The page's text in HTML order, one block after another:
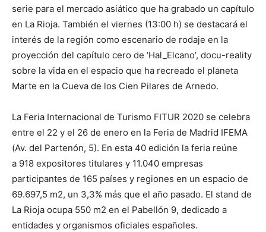
serie para el mercado asiático que ha grabado un capítulo
en La Rioja. También el viernes (13:00 h) se destacará el
interés de la región como escenario de rodaje en la
proyección del capítulo cero de ‘Hal_Elcano’, docu-reality
sobre la vida en el espacio que ha recreado el planeta
Marte en la Cueva de los Cien Pilares de Arnedo.
La Feria Internacional de Turismo FITUR 2020 se celebra
entre el 22 y el 26 de enero en la Feria de Madrid IFEMA
(Av. del Partenón, 5). En esta 40 edición la feria reúne
a 918 expositores titulares y 11.040 empresas
participantes de 165 países y regiones en un espacio de
69.697,5 m2, un 3,3% más que el año pasado. El stand de
La Rioja ocupa 550 m2 en el Pabellón 9, dedicado a
entidades y organismos oficiales españoles.